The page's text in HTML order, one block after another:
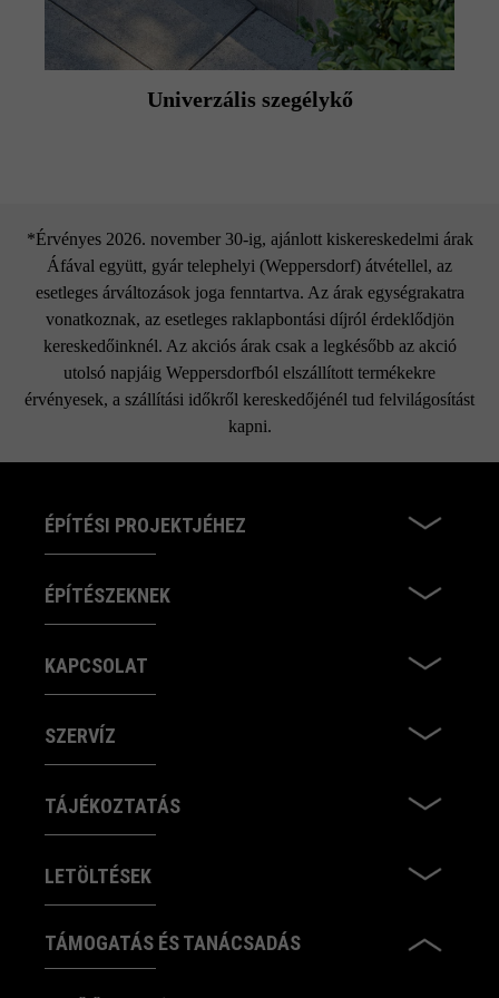
Univerzális szegélykő
*Érvényes 2026. november 30-ig, ajánlott kiskereskedelmi árak
Áfával együtt, gyár telephelyi (Weppersdorf) átvétellel, az
esetleges árváltozások joga fenntartva. Az árak egységrakatra
vonatkoznak, az esetleges raklapbontási díjról érdeklődjön
kereskedőinknél. Az akciós árak csak a legkésőbb az akció
utolsó napjáig Weppersdorfból elszállított termékekre
érvényesek, a szállítási időkről kereskedőjénél tud felvilágosítást
kapni.
ÉPÍTÉSI PROJEKTJÉHEZ
ÉPÍTÉSZEKNEK
KAPCSOLAT
SZERVÍZ
TÁJÉKOZTATÁS
LETÖLTÉSEK
TÁMOGATÁS ÉS TANÁCSADÁS